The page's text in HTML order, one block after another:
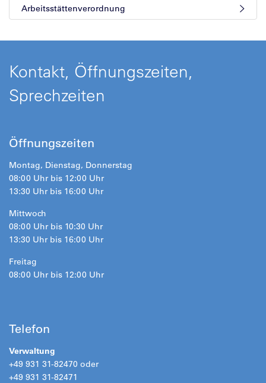
Arbeitsstättenverordnung
Kontakt, Öffnungszeiten,
Sprechzeiten
Öffnungszeiten
Montag, Dienstag, Donnerstag
08:00 Uhr bis 12:00 Uhr
13:30 Uhr bis 16:00 Uhr
Mittwoch
08:00 Uhr bis 10:30 Uhr
13:30 Uhr bis 16:00 Uhr
Freitag
08:00 Uhr bis 12:00 Uhr
Telefon
Verwaltung
+49 931 31-82470 oder
+49 931 31-82471